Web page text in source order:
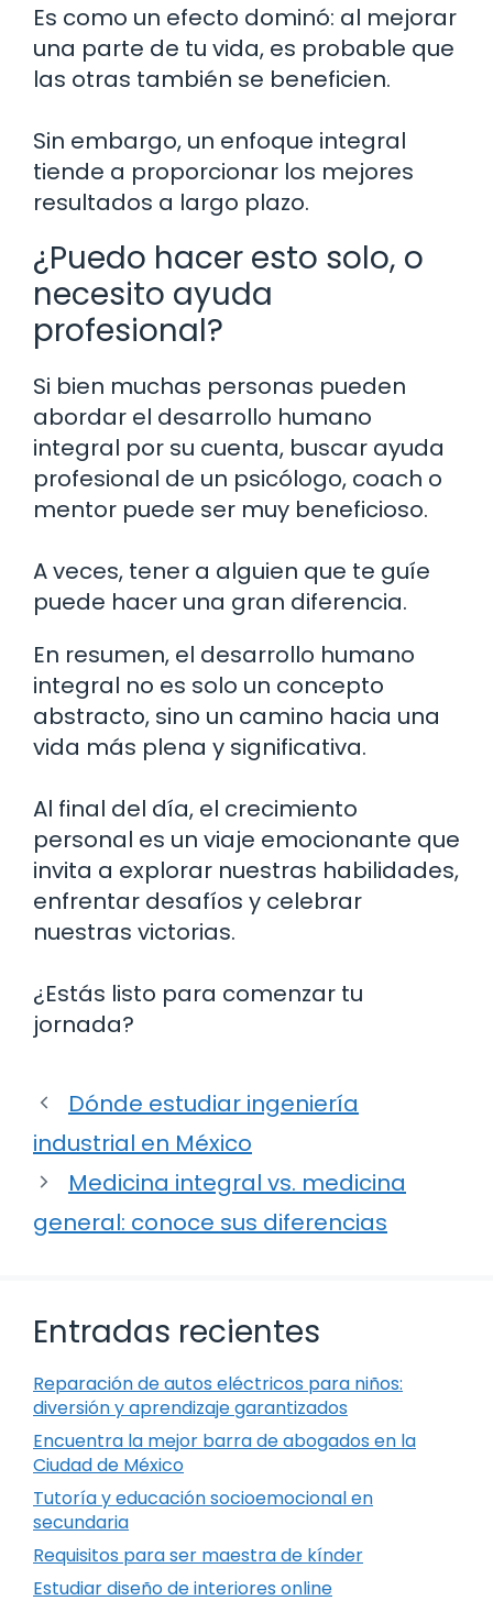
Es como un efecto dominó: al mejorar
una parte de tu vida, es probable que
las otras también se beneficien.
Sin embargo, un enfoque integral
tiende a proporcionar los mejores
resultados a largo plazo.
¿Puedo hacer esto solo, o
necesito ayuda
profesional?
Si bien muchas personas pueden
abordar el desarrollo humano
integral por su cuenta, buscar ayuda
profesional de un psicólogo, coach o
mentor puede ser muy beneficioso.
A veces, tener a alguien que te guíe
puede hacer una gran diferencia.
En resumen, el desarrollo humano
integral no es solo un concepto
abstracto, sino un camino hacia una
vida más plena y significativa.
Al final del día, el crecimiento
personal es un viaje emocionante que
invita a explorar nuestras habilidades,
enfrentar desafíos y celebrar
nuestras victorias.
¿Estás listo para comenzar tu
jornada?
Dónde estudiar ingeniería
industrial en México
Medicina integral vs. medicina
general: conoce sus diferencias
Entradas recientes
Reparación de autos eléctricos para niños:
diversión y aprendizaje garantizados
Encuentra la mejor barra de abogados en la
Ciudad de México
Tutoría y educación socioemocional en
secundaria
Requisitos para ser maestra de kínder
Estudiar diseño de interiores online